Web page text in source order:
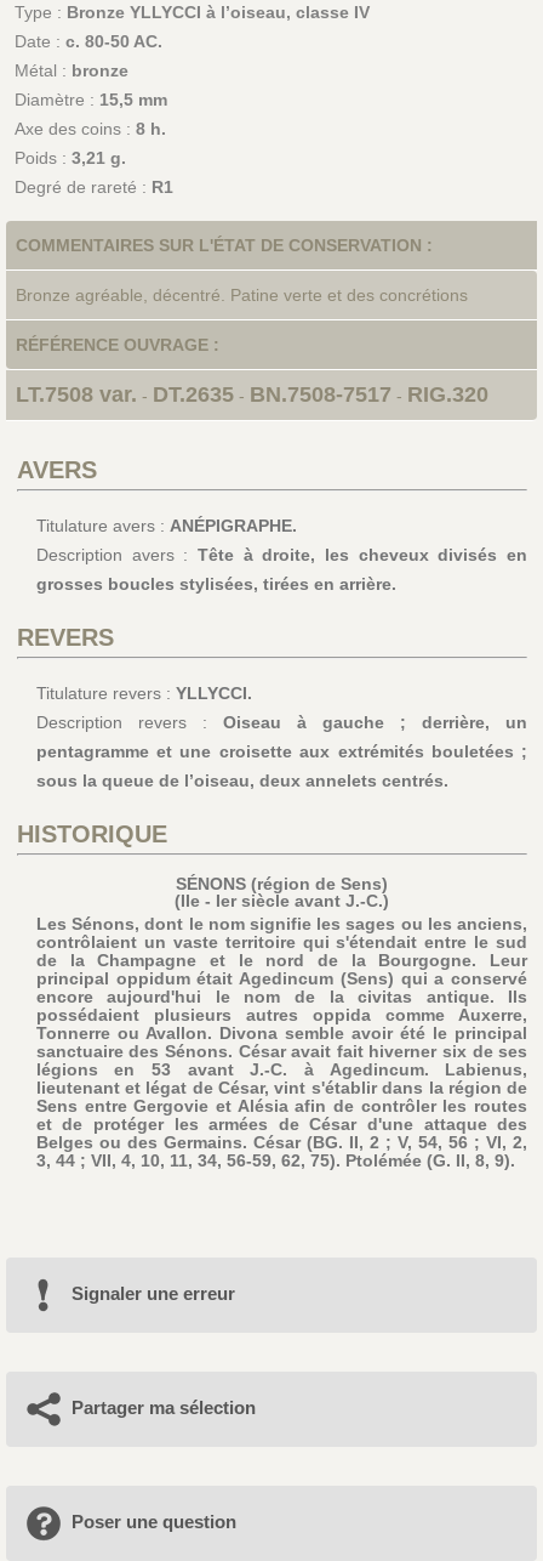
Type : Bronze YLLYCCI à l’oiseau, classe IV
Date : c. 80-50 AC.
Métal : bronze
Diamètre : 15,5 mm
Axe des coins : 8 h.
Poids : 3,21 g.
Degré de rareté : R1
COMMENTAIRES SUR L'ÉTAT DE CONSERVATION :
Bronze agréable, décentré. Patine verte et des concrétions
RÉFÉRENCE OUVRAGE :
LT.7508 var. - DT.2635- BN.7508-7517 - RIG.320
AVERS
Titulature avers : ANÉPIGRAPHE.
Description avers : Tête à droite, les cheveux divisés en
grosses boucles stylisées, tirées en arrière.
REVERS
Titulature revers : YLLYCCI.
Description revers : Oiseau à gauche ; derrière, un
pentagramme et une croisette aux extrémités bouletées ;
sous la queue de l’oiseau, deux annelets centrés.
HISTORIQUE
SÉNONS (région de Sens)
(IIe - Ier siècle avant J.-C.)
Les Sénons, dont le nom signifie les sages ou les anciens,
contrôlaient un vaste territoire qui s'étendait entre le sud
de la Champagne et le nord de la Bourgogne. Leur
principal oppidum était Agedincum (Sens) qui a conservé
encore aujourd'hui le nom de la civitas antique. Ils
possédaient plusieurs autres oppida comme Auxerre,
Tonnerre ou Avallon. Divona semble avoir été le principal
sanctuaire des Sénons. César avait fait hiverner six de ses
légions en 53 avant J.-C. à Agedincum. Labienus,
lieutenant et légat de César, vint s'établir dans la région de
Sens entre Gergovie et Alésia afin de contrôler les routes
et de protéger les armées de César d'une attaque des
Belges ou des Germains. César (BG. II, 2 ; V, 54, 56 ; VI, 2,
3, 44 ; VII, 4, 10, 11, 34, 56-59, 62, 75). Ptolémée (G. II, 8, 9).
Signaler une erreur
Partager ma sélection
Poser une question